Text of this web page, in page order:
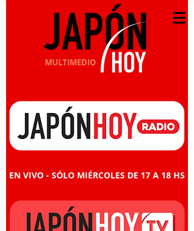
MULTIMEDIO
EN VIVO - SÓLO MIÉRCOLES DE 17 A 18 HS